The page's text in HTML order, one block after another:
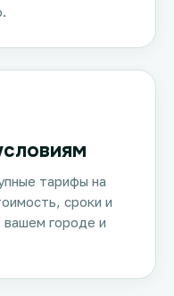
тарифы на
сроки и
вашем городе и